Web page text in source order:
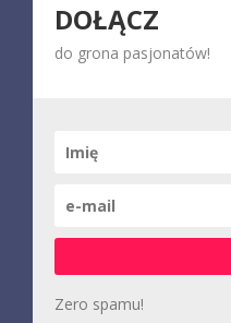
DOŁĄCZ
do grona pasjonatów!
Zero spamu!